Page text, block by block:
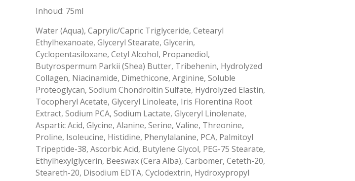
Inhoud: 75ml
Water (Aqua), Caprylic/Capric Triglyceride, Cetearyl
Ethylhexanoate, Glyceryl Stearate, Glycerin,
Cyclopentasiloxane, Cetyl Alcohol, Propanediol,
Butyrospermum Parkii (Shea) Butter, Tribehenin, Hydrolyzed
Collagen, Niacinamide, Dimethicone, Arginine, Soluble
Proteoglycan, Sodium Chondroitin Sulfate, Hydrolyzed Elastin,
Tocopheryl Acetate, Glyceryl Linoleate, Iris Florentina Root
Extract, Sodium PCA, Sodium Lactate, Glyceryl Linolenate,
Aspartic Acid, Glycine, Alanine, Serine, Valine, Threonine,
Proline, Isoleucine, Histidine, Phenylalanine, PCA, Palmitoyl
Tripeptide-38, Ascorbic Acid, Butylene Glycol, PEG-75 Stearate,
Ethylhexylglycerin, Beeswax (Cera Alba), Carbomer, Ceteth-20,
Steareth-20, Disodium EDTA, Cyclodextrin, Hydroxypropyl